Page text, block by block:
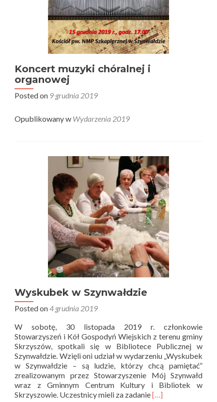
Koncert muzyki chóralnej i
organowej
Posted on 9 grudnia 2019
Opublikowany w Wydarzenia 2019
Wyskubek w Szynwałdzie
Posted on4 grudnia 2019
W sobotę, 30 listopada 2019 r. członkowie
Stowarzyszeń i Kół Gospodyń Wiejskich z terenu gminy
Skrzyszów, spotkali się w Bibliotece Publicznej w
Szynwałdzie. Wzięli oni udział w wydarzeniu „Wyskubek
w Szynwałdzie – są ludzie, którzy chcą pamiętać”
zrealizowanym przez Stowarzyszenie Mój Szynwałd
wraz z Gminnym Centrum Kultury i Bibliotek w
Skrzyszowie. Uczestnicy mieli za zadanieRead
[…]